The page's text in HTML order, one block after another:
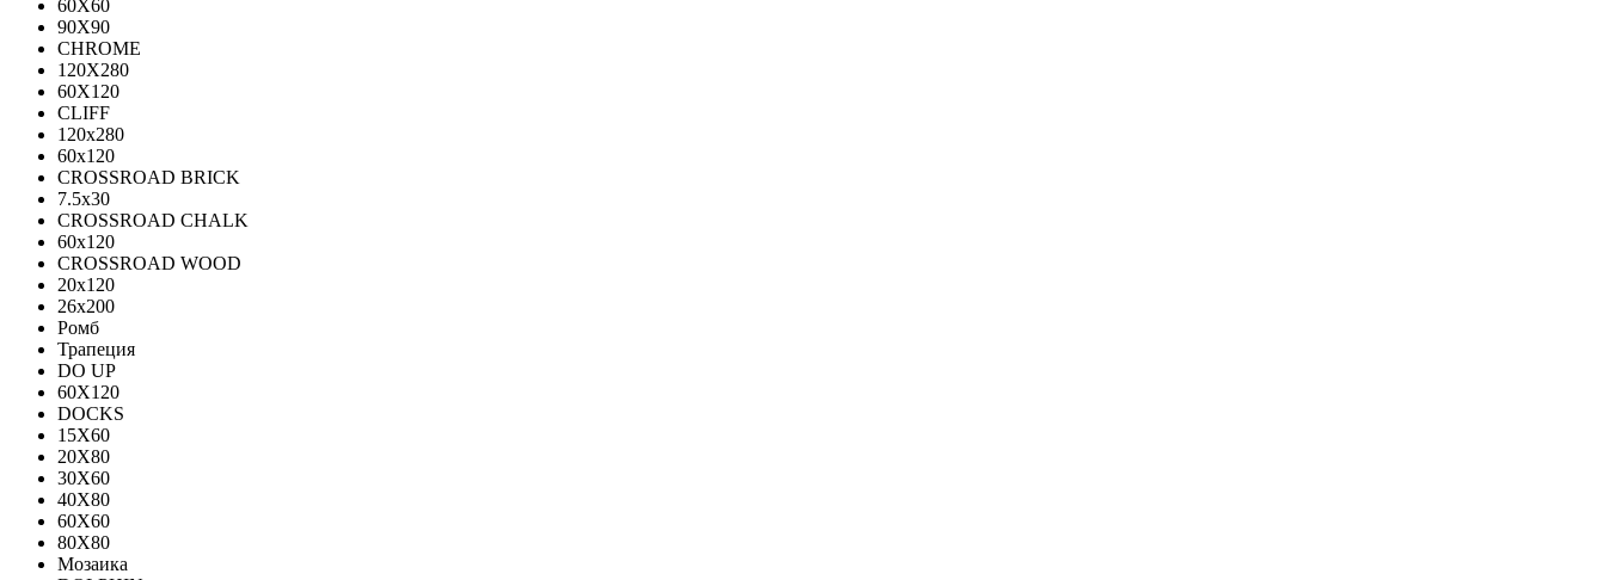
60Х60
90Х90
CHROME
120X280
60X120
CLIFF
120x280
60x120
CROSSROAD BRICK
7.5х30
CROSSROAD CHALK
60х120
CROSSROAD WOOD
20х120
26х200
Ромб
Трапеция
DO UP
60X120
DOCKS
15X60
20X80
30X60
40X80
60X60
80X80
Мозаика